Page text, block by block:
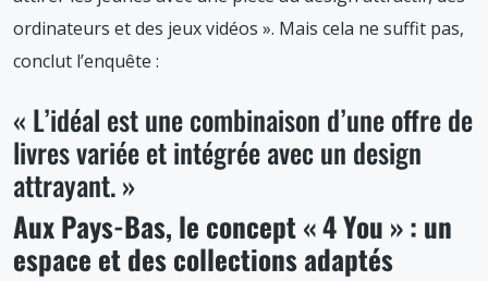
ordinateurs et des jeux vidéos ». Mais cela ne suffit pas,
conclut l’enquête :
« L’idéal est une combinaison d’une offre de
livres variée et intégrée avec un design
attrayant. »
Aux Pays-Bas, le concept « 4 You » : un
espace et des collections adaptés